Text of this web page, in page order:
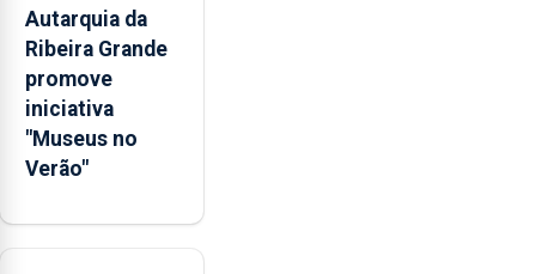
emocionais
e
sociais
junto
das
crianças
Autarquia da
Ribeira Grande
promove
iniciativa
"Museus no
Verão"